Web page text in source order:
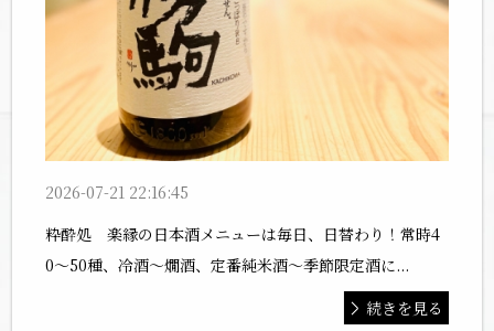
2026-07-21 22:16:45
粋酔処 楽縁の日本酒メニューは毎日、日替わり！常時4
0〜50種、冷酒〜燗酒、定番純米酒〜季節限定酒に...
続きを見る